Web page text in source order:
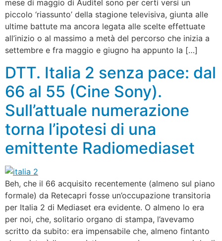
mese di maggio di Auditel sono per certi versi un
piccolo ‘riassunto’ della stagione televisiva, giunta alle
ultime battute ma ancora legata alle scelte effettuate
all’inizio o al massimo a metà del percorso che inizia a
settembre e fra maggio e giugno ha appunto la […]
DTT. Italia 2 senza pace: dal
66 al 55 (Cine Sony).
Sull’attuale numerazione
torna l’ipotesi di una
emittente Radiomediaset
Beh, che il 66 acquisito recentemente (almeno sul piano
formale) da Retecapri fosse un’occupazione transitoria
per Italia 2 di Mediaset era evidente. O almeno lo era
per noi, che, solitario organo di stampa, l’avevamo
scritto da subito: era impensabile che, almeno fintanto